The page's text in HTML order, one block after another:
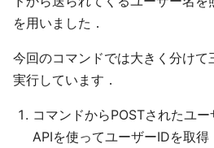
を用いました．
今回のコマンドでは大きく分け
実行しています．
コマンドからPOSTされたユ
APIを使ってユーザーIDを取得